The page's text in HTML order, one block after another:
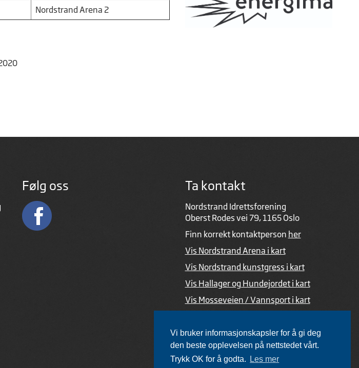
Vi bruker informasjonskapsler for å gi deg
den beste opplevelsen på nettstedet vårt.
Trykk OK for å godta.
Les mer
Nordstrand Arena 2
Følg oss Ta kontakt
Nordstrand Idrettsforening
Oberst Rodes vei 79, 1165 Oslo
Finn korrekt kontaktperson her
Vis Nordstrand Arena i kart
Vis Nordstrand kunstgress i kart
Vis Hallager og Hundejordet i kart
Vis Mosseveien / Vannsport i kart